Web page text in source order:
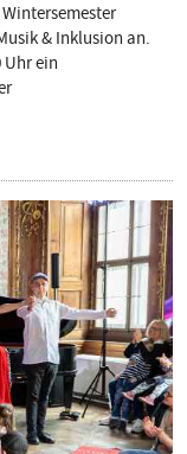
& Inklusion an.
Uhr ein